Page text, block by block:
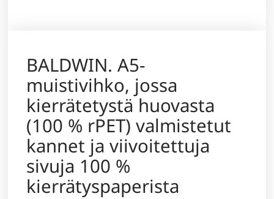
BALDWIN. A5-
muistivihko, jossa
kierrätetystä huovasta
(100 % rPET) valmistetut
kannet ja viivoitettuja
sivuja 100 %
kierrätyspaperista